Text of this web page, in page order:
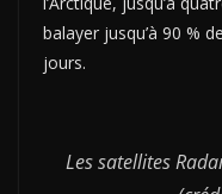
balayer jusqu’à 90 %
jours.
Les satellites